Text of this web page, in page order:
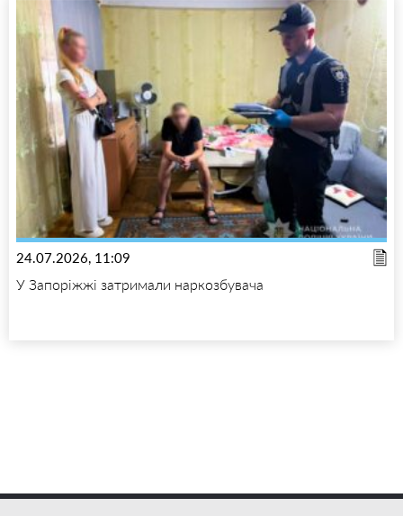
24.07.2026, 11:09
У Запоріжжі затримали наркозбувача